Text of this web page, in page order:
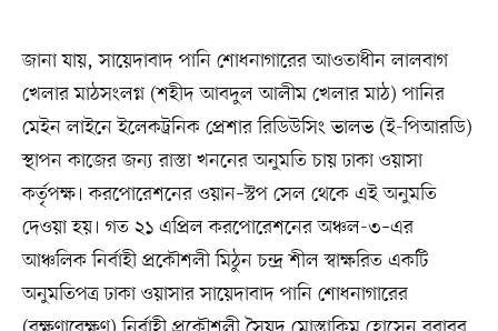
জানা যায়, সায়েদাবাদ পানি শোধনাগারের আওতাধীন লালবাগ
খেলার মাঠসংলগ্ন (শহীদ আবদুল আলীম খেলার মাঠ) পানির
মেইন লাইনে ইলেকট্রনিক প্রেশার রিডিউসিং ভালভ (ই-পিআরডি)
স্থাপন কাজের জন্য রাস্তা খননের অনুমতি চায় ঢাকা ওয়াসা
কর্তৃপক্ষ। করপোরেশনের ওয়ান–স্টপ সেল থেকে এই অনুমতি
দেওয়া হয়। গত ২১ এপ্রিল করপোরেশনের অঞ্চল-৩–এর
আঞ্চলিক নির্বাহী প্রকৌশলী মিঠুন চন্দ্র শীল স্বাক্ষরিত একটি
অনুমতিপত্র ঢাকা ওয়াসার সায়েদাবাদ পানি শোধনাগারের